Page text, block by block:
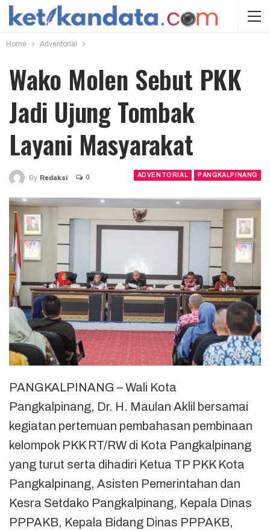
Home Adventorial
Wako Molen Sebut PKK
Jadi Ujung Tombak
Layani Masyarakat
ADVENTORIAL PANGKALPINANG
By Redaksi 0
PANGKALPINANG – Wali Kota
Pangkalpinang, Dr. H. Maulan Aklil bersamai
kegiatan pertemuan pembahasan pembinaan
kelompok PKK RT/RW di Kota Pangkalpinang
yang turut serta dihadiri Ketua TP PKK Kota
Pangkalpinang, Asisten Pemerintahan dan
Kesra Setdako Pangkalpinang, Kepala Dinas
PPPAKB, Kepala Bidang Dinas PPPAKB,